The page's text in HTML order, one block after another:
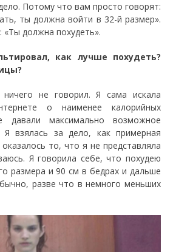
Потому что вам просто говорят:
ты должна войти в 32-й размер».
«Ты должна похудеть».
как лучше похудеть?
не говорил. Я сама искала
о наименее калорийных
давали максимально возможное
взялась за дело, как примерная
то, что я не представляла
Я говорила себе, что похудею
размера и 90 см в бедрах и дальше
разве что в немного меньших